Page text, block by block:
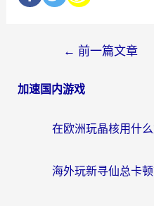
← 前一篇文章
加速国内游戏